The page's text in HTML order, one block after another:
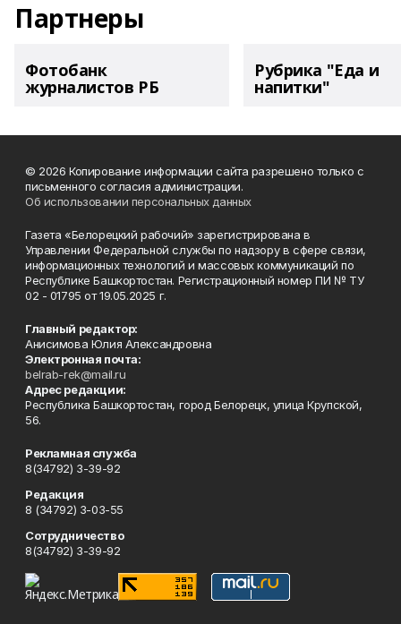
Партнеры
Фотобанк
журналистов РБ
Рубрика "Еда и
напитки"
© 2026 Копирование информации сайта разрешено только с
письменного согласия администрации.
Об использовании персональных данных
Газета «Белорецкий рабочий» зарегистрирована в
Управлении Федеральной службы по надзору в сфере связи,
информационных технологий и массовых коммуникаций по
Республике Башкортостан. Регистрационный номер ПИ № ТУ
02 - 01795 от 19.05.2025 г.
Главный редактор:
Анисимова Юлия Александровна
Электронная почта:
belrab-rek@mail.ru
Адрес редакции:
Республика Башкортостан, город Белорецк, улица Крупской,
56.
Рекламная служба
8(34792) 3-39-92
Редакция
8 (34792) 3-03-55
Сотрудничество
8(34792) 3-39-92